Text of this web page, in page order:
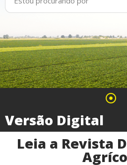
Versão Digital
Leia a Revista